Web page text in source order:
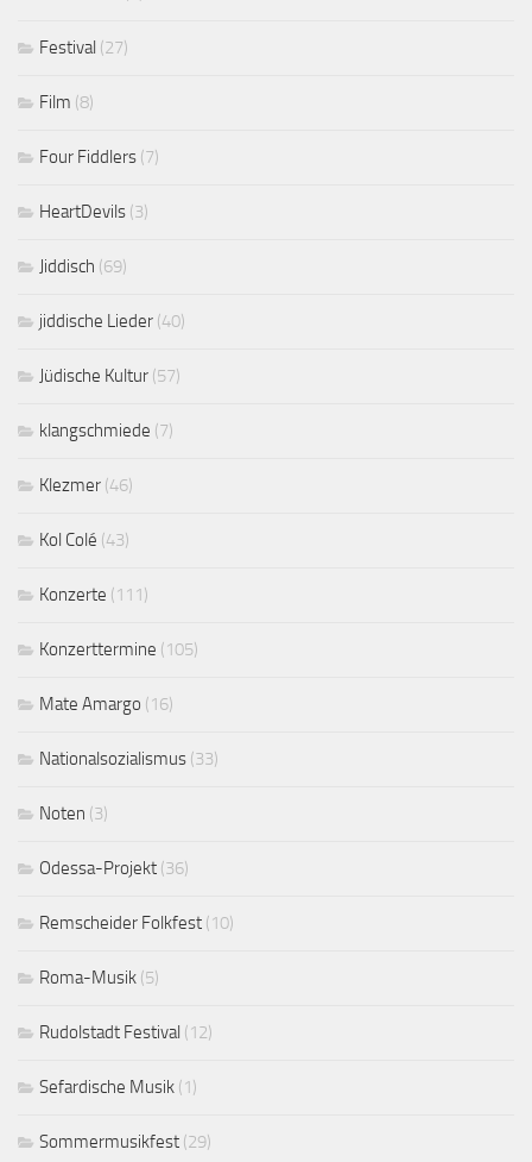
Festival (27)
Film (8)
Four Fiddlers (7)
HeartDevils (3)
Jiddisch (69)
jiddische Lieder (40)
Jüdische Kultur (57)
klangschmiede (7)
Klezmer (46)
Kol Colé (43)
Konzerte (111)
Konzerttermine (105)
Mate Amargo (16)
Nationalsozialismus (33)
Noten (3)
Odessa-Projekt (36)
Remscheider Folkfest (10)
Roma-Musik (5)
Rudolstadt Festival (12)
Sefardische Musik (1)
Sommermusikfest (29)